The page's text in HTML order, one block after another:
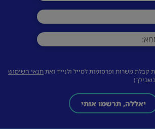
משרות ופרסומות למייל ולנייד ואתתנאי השימוש
יאללה, תרשמו אותי